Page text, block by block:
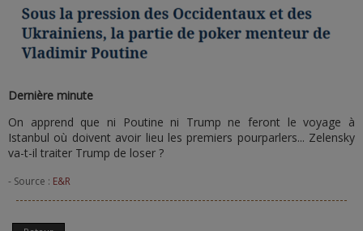
Dernière minute
On apprend que ni Poutine ni Trump ne feront le voyage à
Istanbul où doivent avoir lieu les premiers pourparlers... Zelensky
va-t-il traiter Trump de loser ?
- Source : E&R